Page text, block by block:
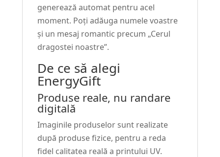
generează automat pentru acel
moment. Poți adăuga numele voastre
și un mesaj romantic precum „Cerul
dragostei noastre”.
De ce să alegi
EnergyGift
Produse reale, nu randare
digitală
Imaginile produselor sunt realizate
după produse fizice, pentru a reda
fidel calitatea reală a printului UV.